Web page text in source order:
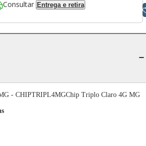
Consultar Entrega e retira
- CHIPTRIPL4MGChip Triplo Claro 4G MG